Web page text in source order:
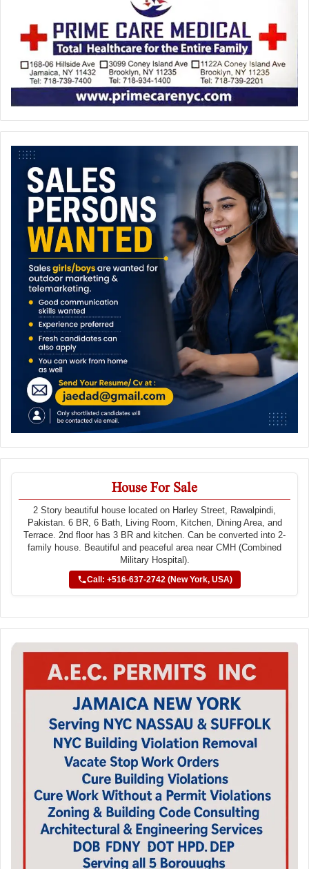
House For Sale
2 Story beautiful house located on Harley Street, Rawalpindi,
Pakistan. 6 BR, 6 Bath, Living Room, Kitchen, Dining Area, and
Terrace. 2nd floor has 3 BR and kitchen. Can be converted into 2-
family house. Beautiful and peaceful area near CMH (Combined
Military Hospital).
Call: +516-637-2742 (New York, USA)